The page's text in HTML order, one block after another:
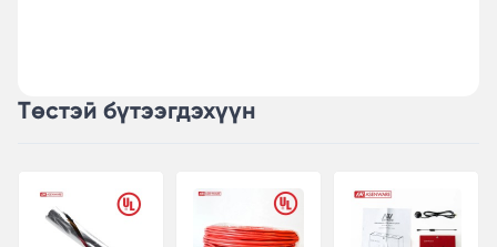
Төстэй бүтээгдэхүүн